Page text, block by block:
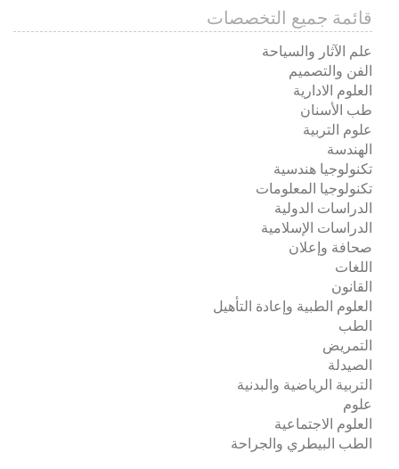
قائمة جميع التخصصات
علم الآثار والسياحة
الفن والتصميم
العلوم الادارية
طب الأسنان
علوم التربية
الهندسة
تكنولوجيا هندسية
تكنولوجيا المعلومات
الدراسات الدولية
الدراسات الإسلامية
صحافة وإعلان
اللغات
القانون
العلوم الطبية وإعادة التأهيل
الطب
التمريض
الصيدلة
التربية الرياضية والبدنية
علوم
العلوم الاجتماعية
الطب البيطري والجراحة